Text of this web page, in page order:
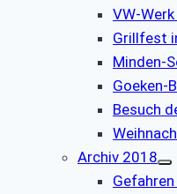
VW-
Grillfest
Minden-
Goeken-
Besuch
Archiv 2018